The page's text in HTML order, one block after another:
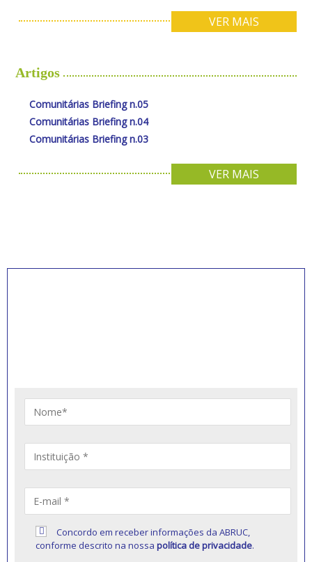
VER MAIS
Artigos
Comunitárias Briefing n.05
Comunitárias Briefing n.04
Comunitárias Briefing n.03
VER MAIS
Concordo em receber informações da ABRUC,
conforme descrito na nossapolítica de privacidade.